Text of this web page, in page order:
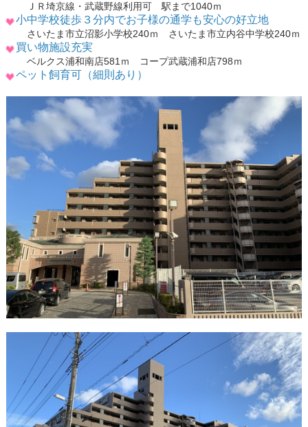
ＪＲ埼京線・武蔵野線利用可 駅まで1040ｍ
小中学校徒歩３分内でお子様の通学も安心の好立地
さいたま市立沼影小学校240ｍ さいたま市立内谷中学校240ｍ
買い物施設充実
ベルクス浦和南店581ｍ コープ武蔵浦和店798ｍ
ペット飼育可（細則あり）